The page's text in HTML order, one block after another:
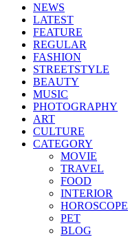
NEWS
LATEST
FEATURE
REGULAR
FASHION
STREETSTYLE
BEAUTY
MUSIC
PHOTOGRAPHY
ART
CULTURE
CATEGORY
MOVIE
TRAVEL
FOOD
INTERIOR
HOROSCOPE
PET
BLOG